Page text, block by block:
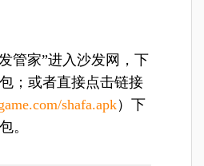
管家”进入沙发网，下
；或者直接点击链接
shafa.apk）下
。